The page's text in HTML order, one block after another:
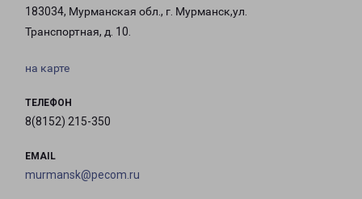
183034, Мурманская обл., г. Мурманск,ул.
Транспортная, д. 10.
на карте
ТЕЛЕФОН
8(8152) 215-350
EMAIL
murmansk@pecom.ru